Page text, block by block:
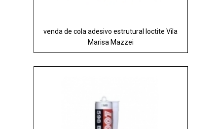
venda de cola adesivo estrutural loctite Vila
Marisa Mazzei